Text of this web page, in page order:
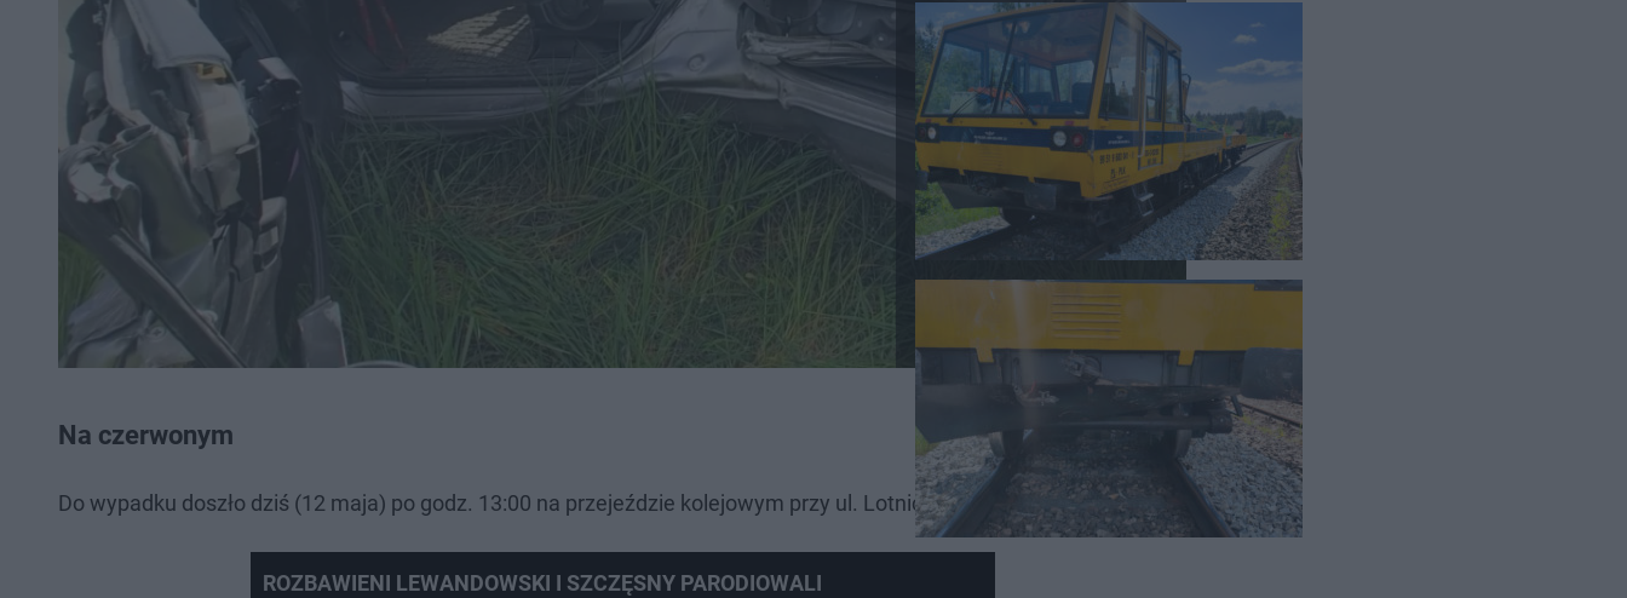
Na czerwonym
Do wypadku doszło dziś (12 maja) po godz. 13:00 na przejeździe kolejowym przy ul. Lotniczej w Strzyżewicach.
ROZBAWIENI LEWANDOWSKI I SZCZĘSNY PARODIOWALI